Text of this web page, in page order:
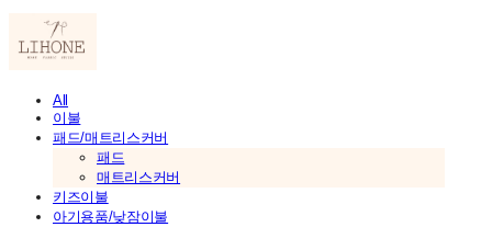
All
이불
패드/매트리스커버
패드
매트리스커버
키즈이불
아기용품/낮잠이불